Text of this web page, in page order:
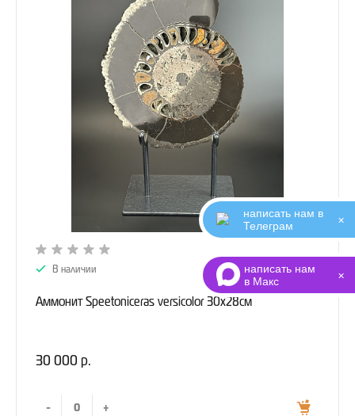
написать нам
в Макс
✕
написать нам в
Телеграм
✕
В наличии
Аммонит Speetoniceras versicolor 30х28см
30 000 р.
- +